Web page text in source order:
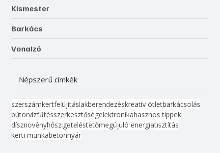
Kismester
Barkács
Vonalzó
Népszerű címkék
szerszámkertfelújításlakberendezéskreatív ötletbarkácsolás
bútorvízfűtésszerkesztőségelektronikahasznos tippek
dísznövényhőszigeteléstetőmegújuló energiatisztítás
kerti munkabetonnyár